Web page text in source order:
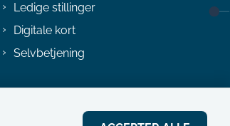
Ledige stillinger
Digitale kort
Selvbetjening